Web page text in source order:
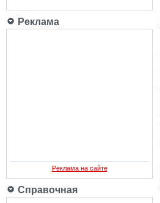
Реклама
Реклама на сайте
Справочная